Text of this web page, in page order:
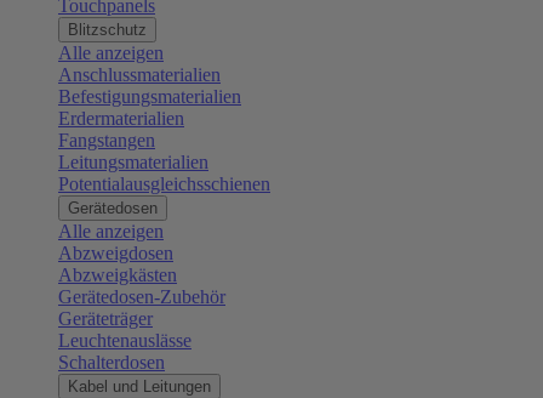
Touchpanels
Blitzschutz
Alle anzeigen
Anschlussmaterialien
Befestigungsmaterialien
Erdermaterialien
Fangstangen
Leitungsmaterialien
Potentialausgleichsschienen
Gerätedosen
Alle anzeigen
Abzweigdosen
Abzweigkästen
Gerätedosen-Zubehör
Geräteträger
Leuchtenauslässe
Schalterdosen
Kabel und Leitungen